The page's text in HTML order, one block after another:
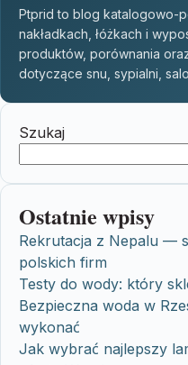
Ptprid to blog katalogowo-
nakładkach, łóżkach i
produktów, porównania
dotyczące snu, sypialni,
Szukaj
Ostatnie wpisy
Rekrutacja z Nepalu —
polskich firm
Testy do wody: który
Bezpieczna woda w
wykonać
Jak wybrać najlepszy